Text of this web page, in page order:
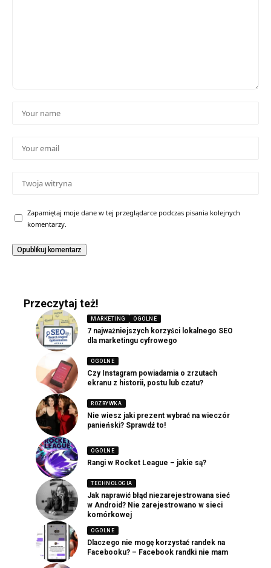
Zapamiętaj moje dane w tej przeglądarce podczas pisania kolejnych
komentarzy.
Przeczytaj też!
MARKETING OGOLNE
7 najważniejszych korzyści lokalnego SEO
dla marketingu cyfrowego
OGOLNE
Czy Instagram powiadamia o zrzutach
ekranu z historii, postu lub czatu?
ROZRYWKA
Nie wiesz jaki prezent wybrać na wieczór
panieński? Sprawdź to!
OGOLNE
Rangi w Rocket League – jakie są?
TECHNOLOGIA
Jak naprawić błąd niezarejestrowana sieć
w Android? Nie zarejestrowano w sieci
komórkowej
OGOLNE
Dlaczego nie mogę korzystać randek na
Facebooku? – Facebook randki nie mam